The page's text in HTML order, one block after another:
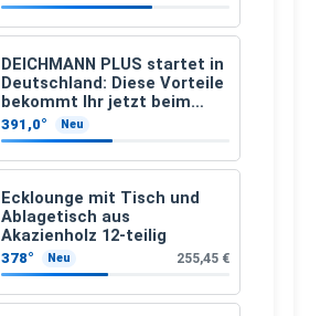
DEICHMANN PLUS startet in
Deutschland: Diese Vorteile
bekommt Ihr jetzt beim
Schuhkauf
391,0° Neu
Ecklounge mit Tisch und
Ablagetisch aus
Akazienholz 12-teilig
378° Neu 255,45 €